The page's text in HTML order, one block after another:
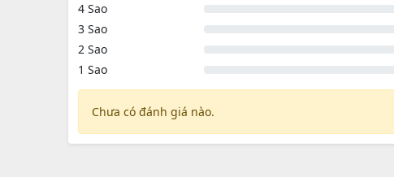
4 Sao
3 Sao
2 Sao
1 Sao
Chưa có đánh giá nào.